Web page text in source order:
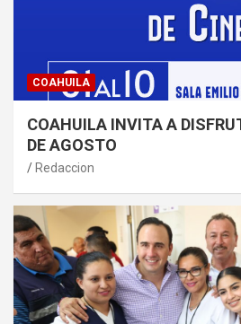
COAHUILA
COAHUILA INVITA A
DE AGOSTO
Redaccion